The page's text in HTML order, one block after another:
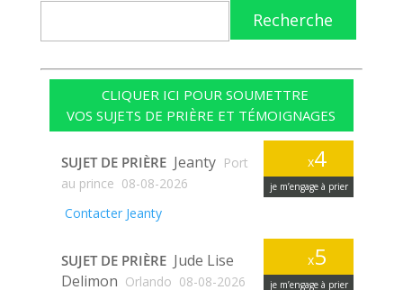
Recherche
CLIQUER ICI POUR SOUMETTRE
VOS SUJETS DE PRIÈRE ET TÉMOIGNAGES
x4
je m’engage à prier
SUJET DE PRIÈRE Jeanty Port
au prince 08-08-2026
Contacter Jeanty
x5
je m’engage à prier
SUJET DE PRIÈRE Jude Lise
Delimon Orlando 08-08-2026